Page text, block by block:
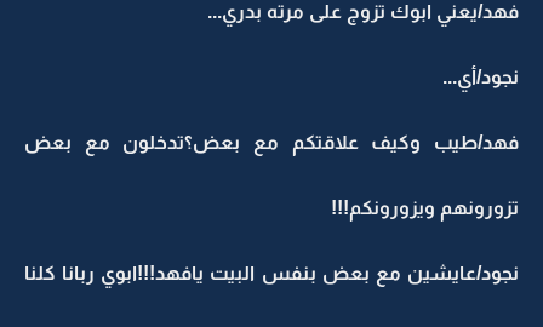
فهد/يعني ابوك تزوج على مرته بدري...
نجود/أي...
فهد/طيب وكيف علاقتكم مع بعض؟تدخلون مع بعض
تزورونهم ويزورونكم!!!
نجود/عايشين مع بعض بنفس البيت يافهد!!!ابوي ربانا كلنا